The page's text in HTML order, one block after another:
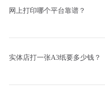
网上打印哪个平台靠谱？
实体店打一张A3纸要多少钱？